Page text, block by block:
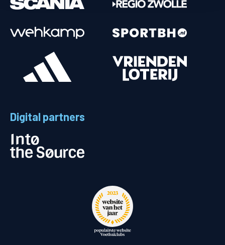
Digital partners